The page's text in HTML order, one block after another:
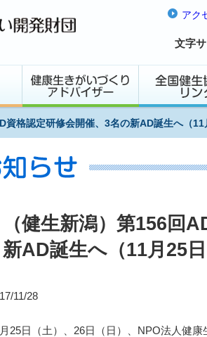
アク
文字
資格認定研修会開催、3名の新AD誕生へ（11
（健生新潟）第156回
新AD誕生へ（11月25日
11/28
25日（土）、26日（日）、NPO法人健